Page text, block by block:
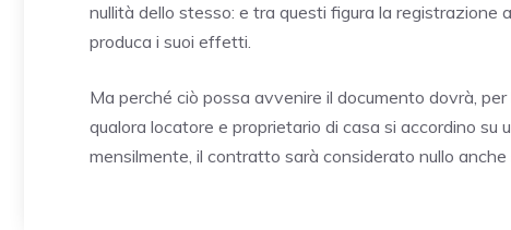
nullità dello stesso: e tra questi figura la registrazione
produca i suoi effetti.
Ma perché ciò possa avvenire il documento dovrà, per
qualora locatore e proprietario di casa si accordino
mensilmente, il contratto sarà considerato nullo